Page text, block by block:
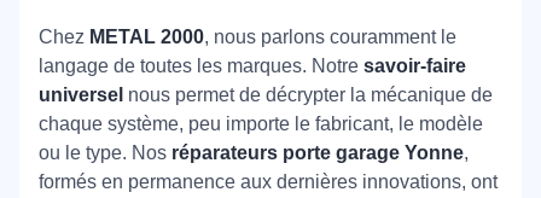
Chez METAL 2000, nous parlons couramment le
langage de toutes les marques. Notre savoir-faire
universel nous permet de décrypter la mécanique de
chaque système, peu importe le fabricant, le modèle
ou le type. Nos réparateurs porte garage Yonne,
formés en permanence aux dernières innovations, ont